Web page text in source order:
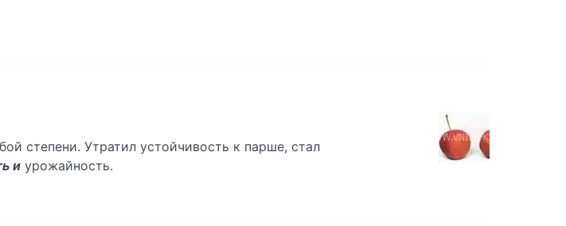
степени. Утратил устойчивость к парше, стал
и урожайность.